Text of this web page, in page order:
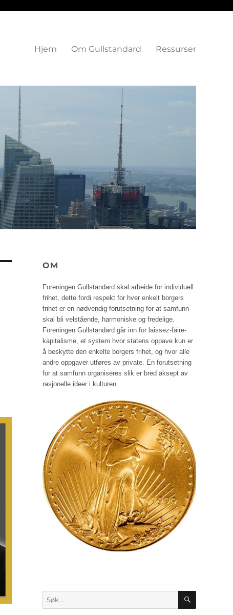
Hjem Om Gullstandard Ressurser
OM
Foreningen Gullstandard skal arbeide for individuell
frihet, dette fordi respekt for hver enkelt borgers
frihet er en nødvendig forutsetning for at samfunn
skal bli velstående, harmoniske og fredelige.
Foreningen Gullstandard går inn for laissez-faire-
kapitalisme, et system hvor statens oppave kun er
å beskytte den enkelte borgers frihet, og hvor alle
andre oppgaver utføres av private. En forutsetning
for at samfunn organiseres slik er bred aksept av
rasjonelle ideer i kulturen.
Søk
etter:
SØK